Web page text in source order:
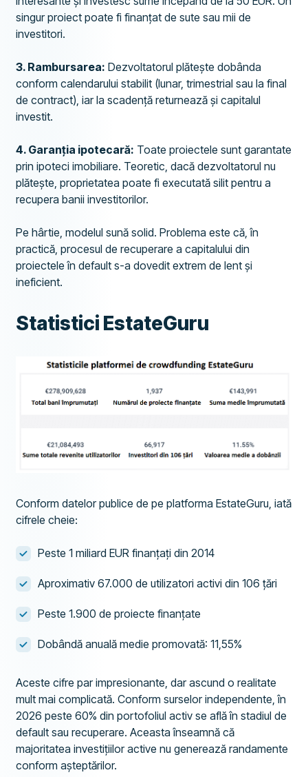
singur proiect poate fi finanțat de sute sau mii de
investitori.
3. Rambursarea: Dezvoltatorul plătește dobânda
conform calendarului stabilit (lunar, trimestrial sau la final
de contract), iar la scadență returnează și capitalul
investit.
4. Garanția ipotecară: Toate proiectele sunt garantate
prin ipoteci imobiliare. Teoretic, dacă dezvoltatorul nu
plătește, proprietatea poate fi executată silit pentru a
recupera banii investitorilor.
Pe hârtie, modelul sună solid. Problema este că, în
practică, procesul de recuperare a capitalului din
proiectele în default s-a dovedit extrem de lent și
ineficient.
Statistici EstateGuru
Conform datelor publice de pe platforma EstateGuru, iată
cifrele cheie:
Peste 1 miliard EUR finanțați din 2014
Aproximativ 67.000 de utilizatori activi din 106 țări
Peste 1.900 de proiecte finanțate
Dobândă anuală medie promovată: 11,55%
Aceste cifre par impresionante, dar ascund o realitate
mult mai complicată. Conform surselor independente, în
2026 peste 60% din portofoliul activ se află în stadiul de
default sau recuperare. Aceasta înseamnă că
majoritatea investițiilor active nu generează randamente
conform așteptărilor.